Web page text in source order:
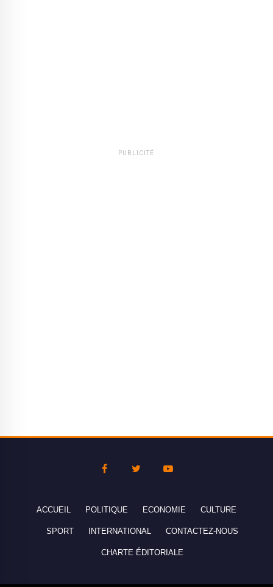
PUBLICITÉ
ACCUEIL POLITIQUE ECONOMIE CULTURE
SPORT INTERNATIONAL CONTACTEZ-NOUS
CHARTE ÉDITORIALE